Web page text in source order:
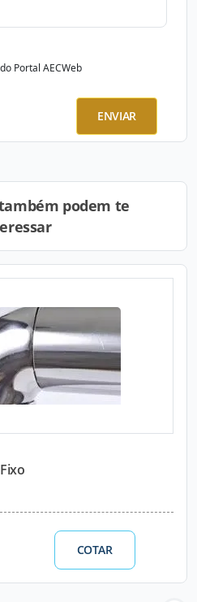
Portal AECWeb
ENVIAR
podem te
COTAR